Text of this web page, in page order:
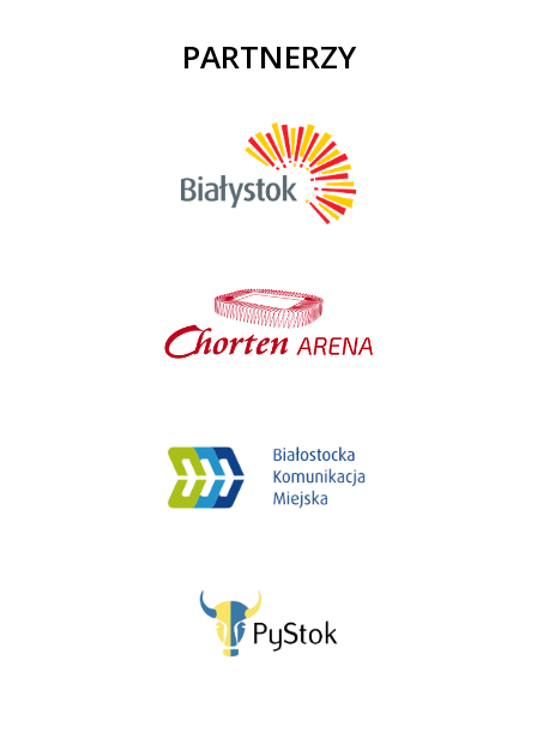
PARTNERZY